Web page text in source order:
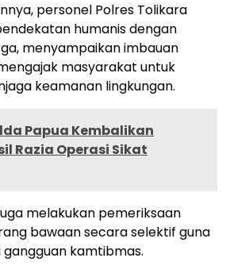
personel Polres Tolikara
humanis dengan
menyampaikan imbauan
masyarakat untuk
keamanan lingkungan.
Papua Kembalikan
Razia Operasi Sikat
melakukan pemeriksaan
bawaan secara selektif guna
kamtibmas.